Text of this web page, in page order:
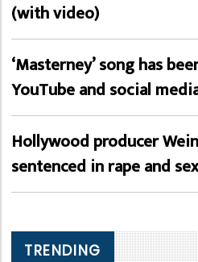
(with video)
‘Masterney’ song has
YouTube and social
Hollywood producer
sentenced in rape and
TRENDING